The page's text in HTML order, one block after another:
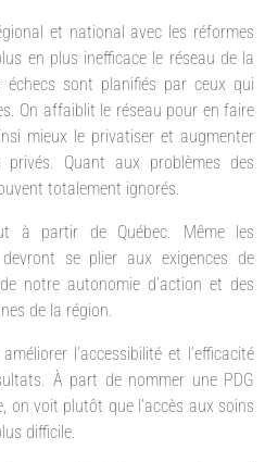
et national avec les réformes
en plus inefficace le réseau de la
sont planifiés par ceux qui
On affaiblit le réseau pour en faire
mieux le privatiser et augmenter
Quant aux problèmes des
totalement ignorés.
à partir de Québec. Même les
se plier aux exigences de
notre autonomie d’action et des
de la région.
l’accessibilité et l’efficacité
À part de nommer une PDG
on voit plutôt que l’accès aux soins
difficile.